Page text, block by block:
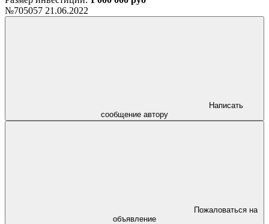
№705057 21.06.2022
сообщение автору
объявление